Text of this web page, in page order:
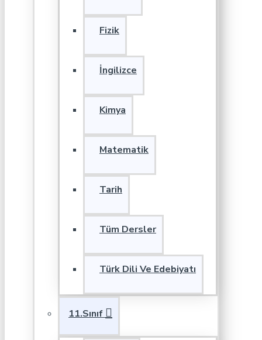
Fizik
İngilizce
Kimya
Matematik
Tarih
Tüm Dersler
Türk Dili Ve Edebiyatı
11.Sınıf